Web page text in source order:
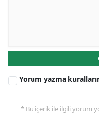
Yorum yazma
* Bu içerik ile ilgili yorum